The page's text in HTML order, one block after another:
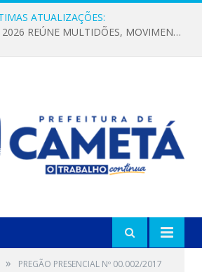
ATUALIZAÇÕES:
FESTIVAL DE VERÃO 2026 REÚNE MULTIDÕES, MOVIMENTA A ECONOMIA E FORTALECE A CULTURA LOCAL
» PREGÃO PRESENCIAL Nº 00.002/2017